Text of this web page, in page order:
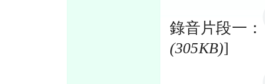
錄音片段一：
(305KB)]